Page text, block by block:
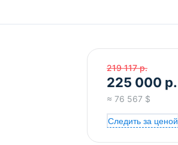
219 117 р.
225 000 р.
≈ 76 567 $
Следить за ценой